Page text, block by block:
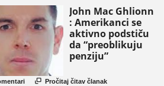
John Mac Ghlionn
: Amerikanci se
aktivno podstiču
da “preoblikuju
penziju”
 Pročitaj čitav članak